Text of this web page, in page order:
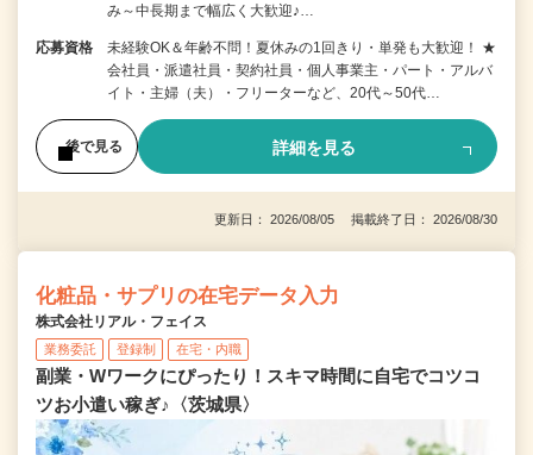
み～中長期まで幅広く大歓迎♪…
応募資格
未経験OK＆年齢不問！夏休みの1回きり・単発も大歓迎！ ★
会社員・派遣社員・契約社員・個人事業主・パート・アルバ
イト・主婦（夫）・フリーターなど、20代～50代…
後で見る 詳細を見る
更新日： 2026/08/05 掲載終了日： 2026/08/30
化粧品・サプリの在宅データ入力
株式会社リアル・フェイス
業務委託 登録制 在宅・内職
副業・Wワークにぴったり！スキマ時間に自宅でコツコ
ツお小遣い稼ぎ♪〈茨城県〉